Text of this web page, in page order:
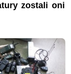
zostali oni